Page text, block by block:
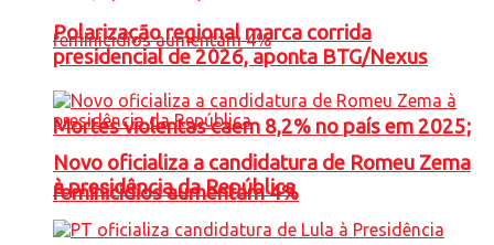
Mortes violentas caem 8,2% no país em 2025;
feminicídios aumentam 4%
Polarização regional marca corrida
presidencial de 2026, aponta BTG/Nexus
Novo oficializa a candidatura de Romeu Zema
à presidência da República